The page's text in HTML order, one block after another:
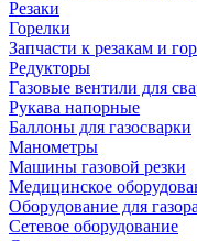
Резаки
Горелки
Запчасти к резакам и
Редукторы
Газовые вентили для
Рукава напорные
Баллоны для газосварки
Манометры
Машины газовой резки
Медицинское
Оборудование для
Сетевое оборудование